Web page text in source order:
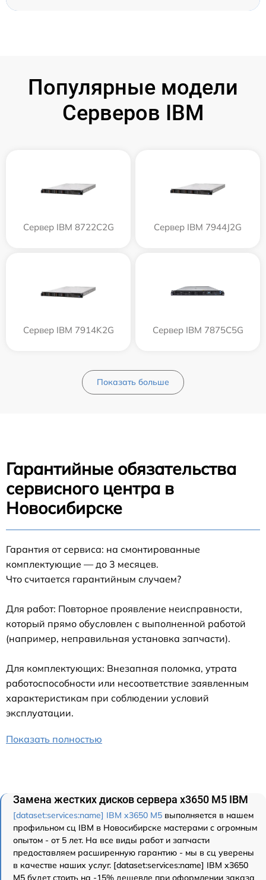
Популярные модели
Серверов IBM
Сервер IBM 8722C2G Сервер IBM 7944J2G
Сервер IBM 7914K2G Сервер IBM 7875C5G
Показать больше
Гарантийные обязательства
сервисного центра в
Новосибирске
Гарантия от сервиса: на смонтированные
комплектующие — до 3 месяцев.
Что считается гарантийным случаем?
Для работ: Повторное проявление неисправности,
который прямо обусловлен с выполненной работой
(например, неправильная установка запчасти).
Для комплектующих: Внезапная поломка, утрата
работоспособности или несоответствие заявленным
характеристикам при соблюдении условий
эксплуатации.
Показать полностью
Замена жестких дисков сервера x3650 M5 IBM
[dataset:services:name] IBM x3650 M5 выполняется в нашем
профильном сц IBM в Новосибирске мастерами с огромным
опытом - от 5 лет. На все виды работ и запчасти
предоставляем расширенную гарантию - мы в сц уверены
в качестве наших услуг. [dataset:services:name] IBM x3650
M5 будет стоить на -15% дешевле при оформлении заказа